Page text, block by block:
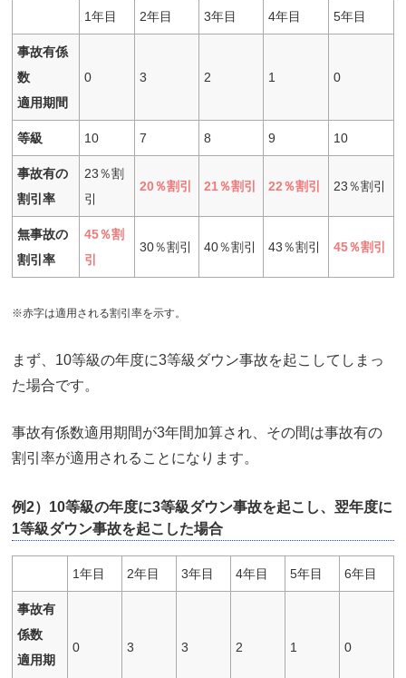
1年目 2年目 3年目 4年目 5年目
事故有係
数
適用期間
0 3 2 1 0
等級 10 7 8 9 10
事故有の
割引率
23％割
引
20％割引 21％割引 22％割引 23％割引
無事故の
割引率
45％割
引
30％割引 40％割引 43％割引 45％割引
※赤字は適用される割引率を示す。
まず、10等級の年度に3等級ダウン事故を起こしてしまっ
た場合です。
事故有係数適用期間が3年間加算され、その間は事故有の
割引率が適用されることになります。
例2）10等級の年度に3等級ダウン事故を起こし、翌年度に
1等級ダウン事故を起こした場合
1年目 2年目 3年目 4年目 5年目 6年目
事故有
係数
適用期
0 3 3 2 1 0